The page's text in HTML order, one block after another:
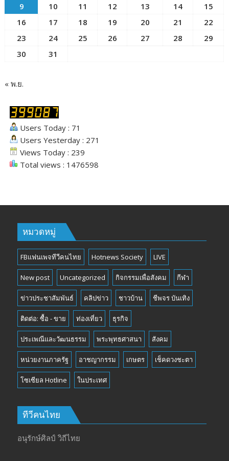
9
10 11 12 13 14
15
16
17 18 19 20 21
22
23
24 25 26 27 28
29
30
31
« พ.ย.
Users Today : 71
Users Yesterday : 271
Views Today : 239
Total views : 1476598
หมวดหมู่
FBแฟนเพจทีวีคนไทย Hotnews Society LIVE
New post Uncategorized กิจกรรมเพื่อสังคม กีฬา
ข่าวประชาสัมพันธ์ คลิปข่าว ชาวบ้าน ชีพจร บันเทิง
ติดต่อ: ซื้อ - ขาย ท่องเที่ยว ธุรกิจ
ประเพณีและวัฒนธรรม พระพุทธศาสนา สังคม
หน่วยงานภาครัฐ อาชญากรรม เกษตร เช็คดวงชะตา
โซเซียล Hotline ในประเทศ
ทีวีคนไทย
อนุรักษ์ศิลป์ วิถีไทย